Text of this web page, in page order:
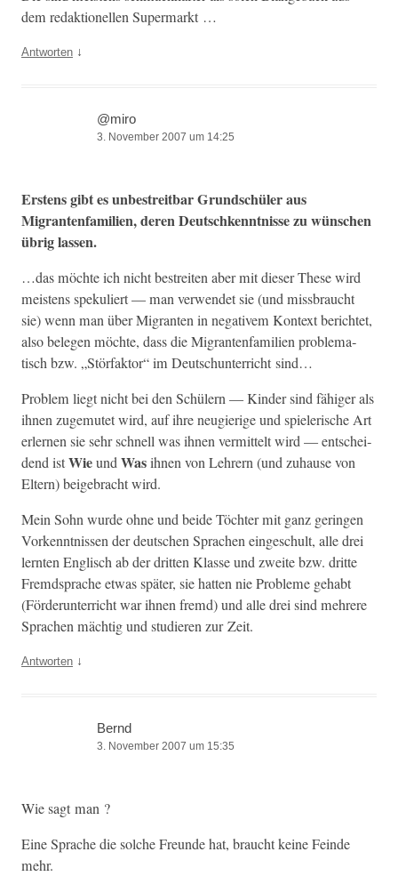
dem redak­tionellen Supermarkt …
Antworten ↓
@miro
3. November 2007 um 14:25
Erstens gibt es unbe­stre­it­bar Grund­schüler aus
Migranten­fam­i­lien, deren Deutschken­nt­nisse zu wün­schen
übrig lassen.
…das möchte ich nicht bestre­it­en aber mit dieser These wird
meis­tens spekuliert — man ver­wen­det sie (und miss­braucht
sie) wenn man über Migranten in neg­a­tivem Kon­text berichtet,
also bele­gen möchte, dass die Migranten­fam­i­lien prob­lema­
tisch bzw. „Stör­fak­tor“ im Deutschunter­richt sind…
Prob­lem liegt nicht bei den Schülern — Kinder sind fähiger als
ihnen zuge­mutet wird, auf ihre neugierige und spielerische Art
erler­nen sie sehr schnell was ihnen ver­mit­telt wird — entschei­
dend istWieundWasihnen von Lehrern (und zuhause von
Eltern) beige­bracht wird.
Mein Sohn wurde ohne und bei­de Töchter mit ganz gerin­gen
Vorken­nt­nis­sen der deutschen Sprachen eingeschult, alle drei
lern­ten Englisch ab der drit­ten Klasse und zweite bzw. dritte
Fremd­sprache etwas später, sie hat­ten nie Prob­leme gehabt
(Förderun­ter­richt war ihnen fremd) und alle drei sind mehrere
Sprachen mächtig und studieren zur Zeit.
Antworten ↓
Bernd
3. November 2007 um 15:35
Wie sagt man ?
Eine Sprache die solche Fre­unde hat, braucht keine Feinde
mehr.